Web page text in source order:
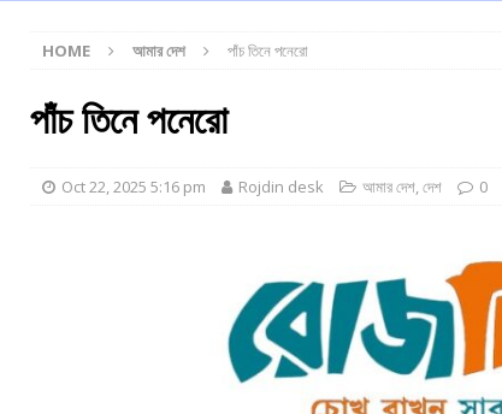
[ Aug 6, 2026 1:01 pm ]
[ Aug 6, 2026 12:03 pm ]
আবার কি বড় ধাক্কা খেতে চলেছে
HOME আমার দেশ পাঁচ তিনে পনেরো
পাঁচ তিনে পনেরো
Oct 22, 2025 5:16 pm Rojdin desk আমার দেশ,দেশ 0